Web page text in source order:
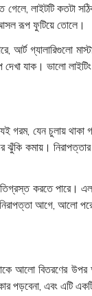
লাইটটি কতটা
আসল রূপ ফুটিয়ে তোলে।
আর্ট
যাক। ভালো
গরম, যেন চুলায়
কমায়।
করতে পারে।
নিরাপত্তা আগে, আলো
আলো বিতরণের
এবং এটি একটি